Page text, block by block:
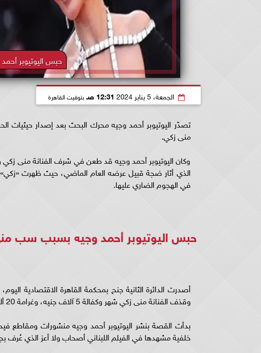
حبس اليوتيوبر
الجمعة، 5 يناير 2024 12:31 صـ بتوقيت القاهرة
منى زكي.
وكان اليوتيوبر أحمد وجيه قد طعن في شرف الفنانة منى زكي
الذي أثار ضجة قبيل عرضه العام الماضي، حيث ظهرت
في الهجوم الضاري عليها.
حبس اليوتيوبر أحمد وجيه بسبب سب
أصدرت الدائرة الثانية جنح بمحكمة القاهرة الاقتصادية
وقذف الفنانة منى زكي شهر وكفالة 5 آلاف جنيه، وغرامة 20 ألف جنيه.
بدأت القصة بنشر اليوتيوبر أحمد وجيه منشورات
خلفية مشهدها في الفيلم اللبناني أصحاب ولا أعز الذي عُرف